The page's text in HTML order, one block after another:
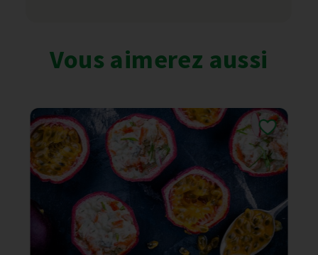
Vous aimerez aussi